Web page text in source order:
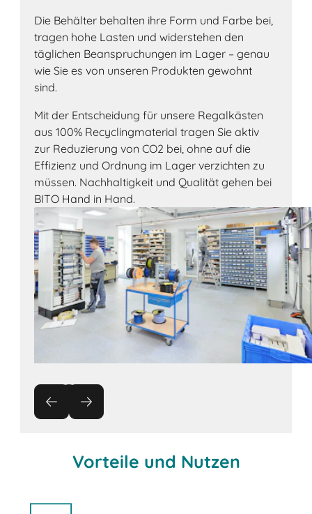
Die Behälter behalten ihre Form und Farbe bei,
tragen hohe Lasten und widerstehen den
täglichen Beanspruchungen im Lager – genau
wie Sie es von unseren Produkten gewohnt
sind.
Mit der Entscheidung für unsere Regalkästen
aus 100% Recyclingmaterial tragen Sie aktiv
zur Reduzierung von CO2 bei, ohne auf die
Effizienz und Ordnung im Lager verzichten zu
müssen. Nachhaltigkeit und Qualität gehen bei
BITO Hand in Hand.
Vorteile und Nutzen